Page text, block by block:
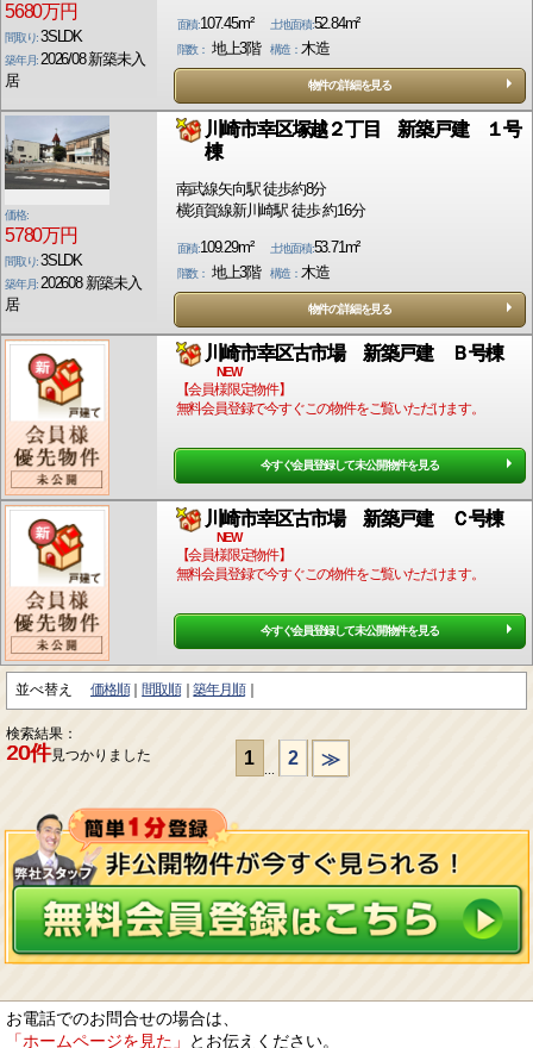
5680万円
間取り:3SLDK
築年月:2026/08 新築未入
居
面積:107.45m² 土地面積:52.84m²
階数： 地上3階 構造： 木造
物件の詳細を見る
価格:
5780万円
間取り:3SLDK
築年月:202608 新築未入
居
川崎市幸区塚越２丁目 新築戸建 １号
棟
南武線矢向駅 徒歩約8分
横須賀線新川崎駅 徒歩 約16分
面積:109.29m² 土地面積:53.71m²
階数： 地上3階 構造： 木造
物件の詳細を見る
川崎市幸区古市場 新築戸建 Ｂ号棟
NEW
【会員様限定物件】
無料会員登録で今すぐこの物件をご覧いただけます。
今すぐ会員登録して未公開物件を見る
川崎市幸区古市場 新築戸建 Ｃ号棟
NEW
【会員様限定物件】
無料会員登録で今すぐこの物件をご覧いただけます。
今すぐ会員登録して未公開物件を見る
並べ替え 価格順 間取順 築年月順
検索結果：
20件見つかりました 1 2 ≫
お電話でのお問合せの場合は、
「ホームページを見た」
とお伝えください。